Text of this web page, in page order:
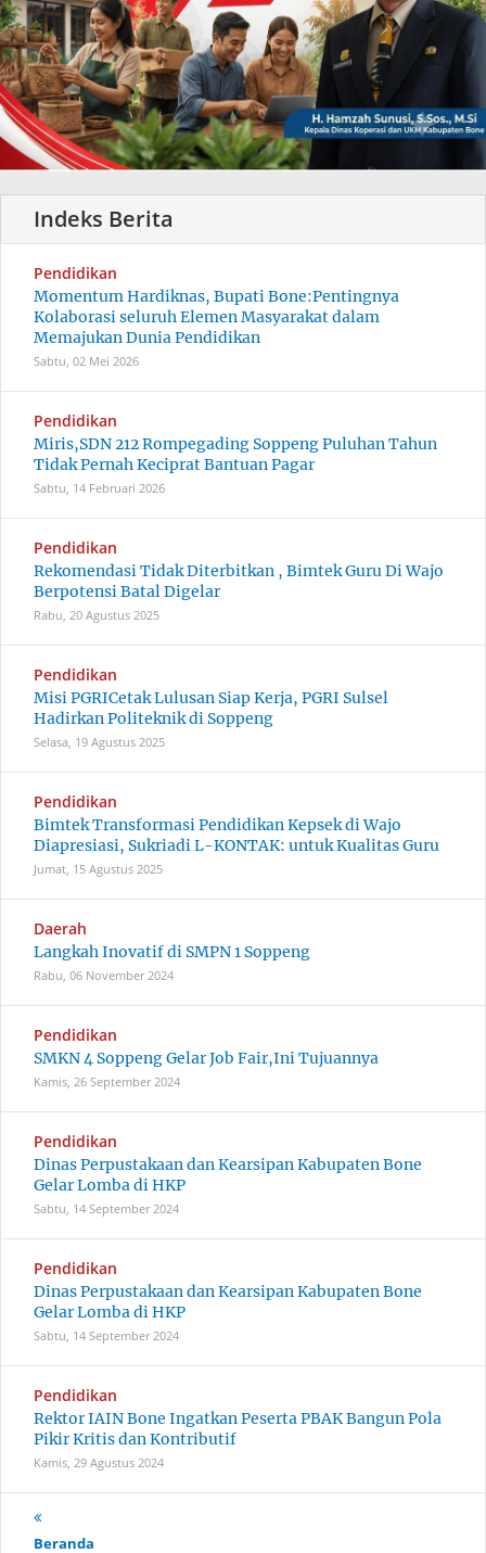
Pendidikan
Momentum Hardiknas, Bupati Bone:Pentingnya
Kolaborasi seluruh Elemen Masyarakat dalam
Memajukan Dunia Pendidikan
Sabtu, 02 Mei 2026
Pendidikan
Miris,SDN 212 Rompegading Soppeng Puluhan Tahun
Tidak Pernah Keciprat Bantuan Pagar
Sabtu, 14 Februari 2026
Pendidikan
Rekomendasi Tidak Diterbitkan , Bimtek Guru Di Wajo
Berpotensi Batal Digelar
Rabu, 20 Agustus 2025
Pendidikan
Misi PGRICetak Lulusan Siap Kerja, PGRI Sulsel
Hadirkan Politeknik di Soppeng
Selasa, 19 Agustus 2025
Pendidikan
Bimtek Transformasi Pendidikan Kepsek di Wajo
Diapresiasi, Sukriadi L-KONTAK: untuk Kualitas Guru
Jumat, 15 Agustus 2025
Daerah
Langkah Inovatif di SMPN 1 Soppeng
Rabu, 06 November 2024
Pendidikan
SMKN 4 Soppeng Gelar Job Fair,Ini Tujuannya
Kamis, 26 September 2024
Pendidikan
Dinas Perpustakaan dan Kearsipan Kabupaten Bone
Gelar Lomba di HKP
Sabtu, 14 September 2024
Pendidikan
Dinas Perpustakaan dan Kearsipan Kabupaten Bone
Gelar Lomba di HKP
Sabtu, 14 September 2024
Pendidikan
Rektor IAIN Bone Ingatkan Peserta PBAK Bangun Pola
Pikir Kritis dan Kontributif
Kamis, 29 Agustus 2024
Beranda